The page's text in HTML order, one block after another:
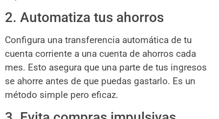
2. Automatiza tus ahorros
Configura una transferencia automática de tu
cuenta corriente a una cuenta de ahorros cada
mes. Esto asegura que una parte de tus ingresos
se ahorre antes de que puedas gastarlo. Es un
método simple pero eficaz.